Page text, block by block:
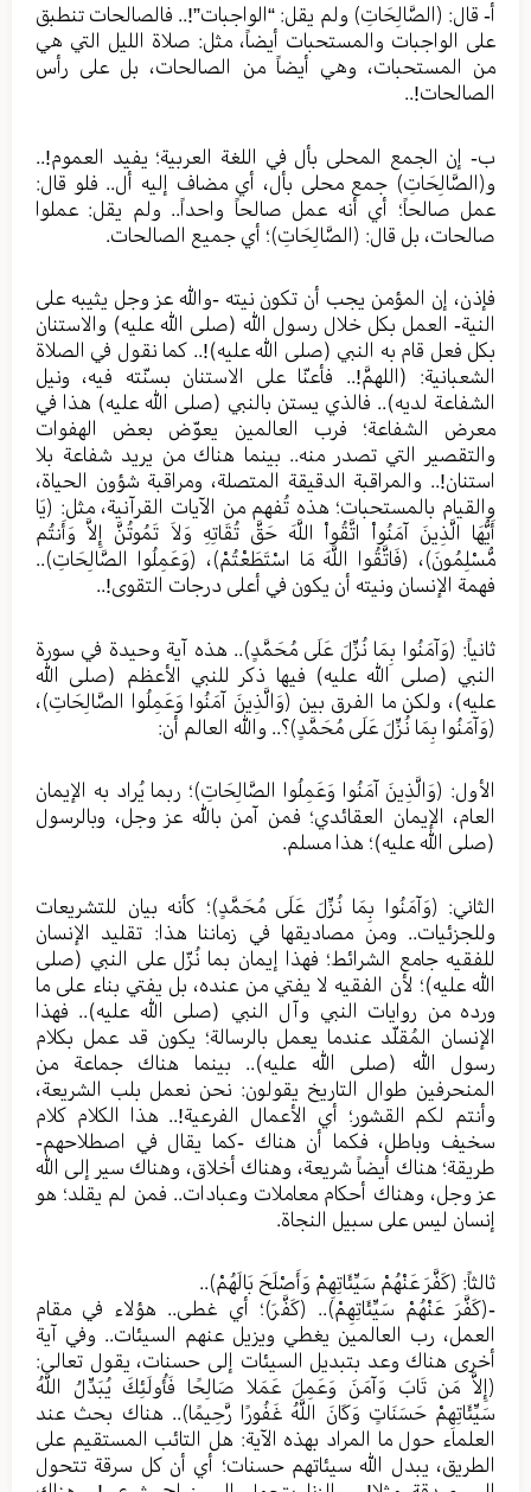
أ- قال: ﴿الصَّالِحَاتِ﴾ ولم يقل: “الواجبات”!.. فالصالحات تنطبق
على الواجبات والمستحبات أيضاً، مثل: صلاة الليل التي هي
من المستحبات، وهي أيضاً من الصالحات، بل على رأس
الصالحات!..
ب- إن الجمع المحلى بأل في اللغة العربية؛ يفيد العموم!..
و﴿الصَّالِحَاتِ﴾ جمع محلى بأل، أي مضاف إليه أل.. فلو قال:
عمل صالحاً؛ أي أنه عمل صالحاً واحداً.. ولم يقل: عملوا
صالحات، بل قال: ﴿الصَّالِحَاتِ﴾؛ أي جميع الصالحات.
فإذن، إن المؤمن يجب أن تكون نيته -والله عز وجل يثيبه على
النية- العمل بكل خلال رسول الله (صلی الله عليه) والاستنان
بكل فعل قام به النبي (صلی الله عليه)!.. كما نقول في الصلاة
الشعبانية: (اللهمَّ!.. فأعنّا على الاستنان بسنّته فيه، ونيل
الشفاعة لديه).. فالذي يستن بالنبي (صلی الله عليه) هذا في
معرض الشفاعة؛ فرب العالمين يعوّض بعض الهفوات
والتقصير التي تصدر منه.. بينما هناك من يريد شفاعة بلا
استنان!.. والمراقبة الدقيقة المتصلة، ومراقبة شؤون الحياة،
والقيام بالمستحبات؛ هذه تُفهم من الآيات القرآنية، مثل: ﴿يَا
أَيُّهَا الَّذِينَ آمَنُواْ اتَّقُواْ اللَّهَ حَقَّ تُقَاتِهِ وَلاَ تَمُوتُنَّ إِلاَّ وَأَنتُم
مُّسْلِمُونَ﴾، ﴿فَاتَّقُوا اللَّهَ مَا اسْتَطَعْتُمْ﴾، ﴿وَعَمِلُوا الصَّالِحَاتِ﴾..
فهمة الإنسان ونيته أن يكون في أعلى درجات التقوى!..
ثانياً: ﴿وَآمَنُوا بِمَا نُزِّلَ عَلَى مُحَمَّدٍ﴾.. هذه آية وحيدة في سورة
النبي (صلی الله عليه) فيها ذكر للنبي الأعظم (صلی الله
عليه)، ولكن ما الفرق بين ﴿وَالَّذِينَ آمَنُوا وَعَمِلُوا الصَّالِحَاتِ﴾،
﴿وَآمَنُوا بِمَا نُزِّلَ عَلَى مُحَمَّدٍ﴾؟.. والله العالم أن:
الأول: ﴿وَالَّذِينَ آمَنُوا وَعَمِلُوا الصَّالِحَاتِ﴾؛ ربما يُراد به الإيمان
العام، الإيمان العقائدي؛ فمن آمن بالله عز وجل، وبالرسول
(صلی الله عليه)؛ هذا مسلم.
الثاني: ﴿وَآمَنُوا بِمَا نُزِّلَ عَلَى مُحَمَّدٍ﴾؛ كأنه بيان للتشريعات
وللجزئيات.. ومن مصاديقها في زماننا هذا: تقليد الإنسان
للفقيه جامع الشرائط؛ فهذا إيمان بما نُزّل على النبي (صلی
الله عليه)؛ لأن الفقيه لا يفتي من عنده، بل يفتي بناء على ما
ورده من روايات النبي وآل النبي (صلی الله عليه).. فهذا
الإنسان المُقلّد عندما يعمل بالرسالة؛ يكون قد عمل بكلام
رسول الله (صلی الله عليه).. بينما هناك جماعة من
المنحرفين طوال التاريخ يقولون: نحن نعمل بلب الشريعة،
وأنتم لكم القشور؛ أي الأعمال الفرعية!.. هذا الكلام كلام
سخيف وباطل، فكما أن هناك -كما يقال في اصطلاحهم-
طريقة؛ هناك أيضاً شريعة، وهناك أخلاق، وهناك سير إلى الله
عز وجل، وهناك أحكام معاملات وعبادات.. فمن لم يقلد؛ هو
إنسان ليس على سبيل النجاة.
ثالثاً: ﴿كَفَّرَ عَنْهُمْ سَيِّئَاتِهِمْ وَأَصْلَحَ بَالَهُمْ﴾..
-﴿كَفَّرَ عَنْهُمْ سَيِّئَاتِهِمْ﴾.. ﴿كَفَّرَ﴾؛ أي غطى.. هؤلاء في مقام
العمل، رب العالمين يغطي ويزيل عنهم السيئات.. وفي آية
أخرى هناك وعد بتبديل السيئات إلى حسنات، يقول تعالى:
﴿إِلاَّ مَن تَابَ وَآمَنَ وَعَمِلَ عَمَلا صَالِحًا فَأُولَئِكَ يُبَدِّلُ اللَّهُ
سَيِّئَاتِهِمْ حَسَنَاتٍ وَكَانَ اللَّهُ غَفُورًا رَّحِيمًا﴾.. هناك بحث عند
العلماء حول ما المراد بهذه الآية: هل التائب المستقيم على
الطريق، يبدل الله سيئاتهم حسنات؛ أي أن كل سرقة تتحول